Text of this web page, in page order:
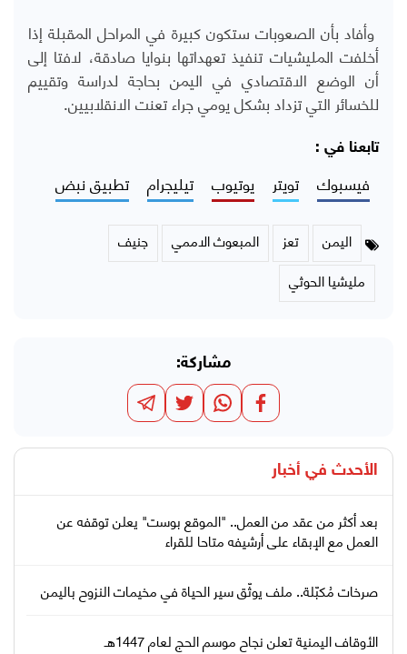
وأفاد بأن الصعوبات ستكون كبيرة في المراحل المقبلة إذا
أخلفت المليشيات تنفيذ تعهداتها بنوايا صادقة، لافتا إلى
أن الوضع الاقتصادي في اليمن بحاجة لدراسة وتقييم
للخسائر التي تزداد بشكل يومي جراء تعنت الانقلابيين.
تابعنا في :
فيسبوك تويتر يوتيوب تيليجرام تطبيق نبض
اليمن تعز المبعوث الاممي
جنيف
مليشيا الحوثي
مشاركة:
الأحدث في أخبار
بعد أكثر من عقد من العمل.. "الموقع بوست" يعلن توقفه عن
العمل مع الإبقاء على أرشيفه متاحا للقراء
صرخات مُكبّلة.. ملف يوثّق سير الحياة في مخيمات النزوح باليمن
الأوقاف اليمنية تعلن نجاح موسم الحج لعام 1447هـ